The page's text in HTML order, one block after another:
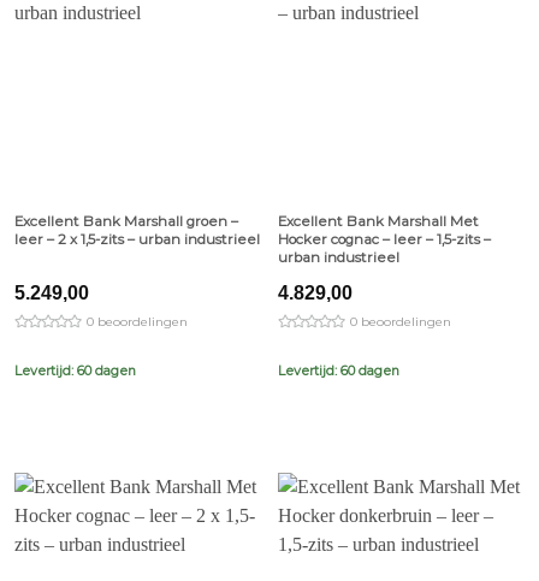
Excellent Bank Marshall groen –
leer – 2 x 1,5-zits – urban industrieel
5.249,00
0 beoordelingen
Levertijd: 60 dagen
Excellent Bank Marshall Met
Hocker cognac – leer – 1,5-zits –
urban industrieel
4.829,00
0 beoordelingen
Levertijd: 60 dagen